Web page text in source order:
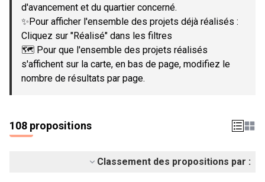
d'avancement et du quartier concerné.
✨Pour afficher l'ensemble des projets déjà réalisés :
Cliquez sur "Réalisé" dans les filtres
🗺️ Pour que l'ensemble des projets réalisés
s'affichent sur la carte, en bas de page, modifiez le
nombre de résultats par page.
108 propositions
Classement des propositions par :